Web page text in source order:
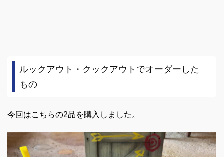
ルックアウト・クックアウトでオーダーした
もの
今回はこちらの2品を購入しました。